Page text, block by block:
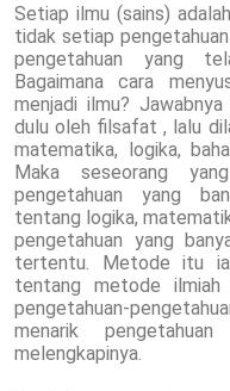
Setiap ilmu (sains)
tidak setiap
pengetahuan yang
Bagaimana cara
menjadi ilmu?
dulu oleh filsafat , lalu
matematika, logika,
Maka seseorang
pengetahuan yang
tentang logika,
pengetahuan yang
tertentu. Metode itu
tentang metode ilmiah
pengetahuan-
menarik
melengkapinya.